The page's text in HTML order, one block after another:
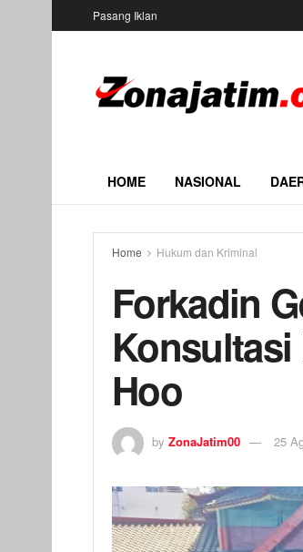
Pasang Iklan
HOME NASIONAL
Home Hukum dan Kriminal
Forkadin
Hoo
by ZonaJatim00 25